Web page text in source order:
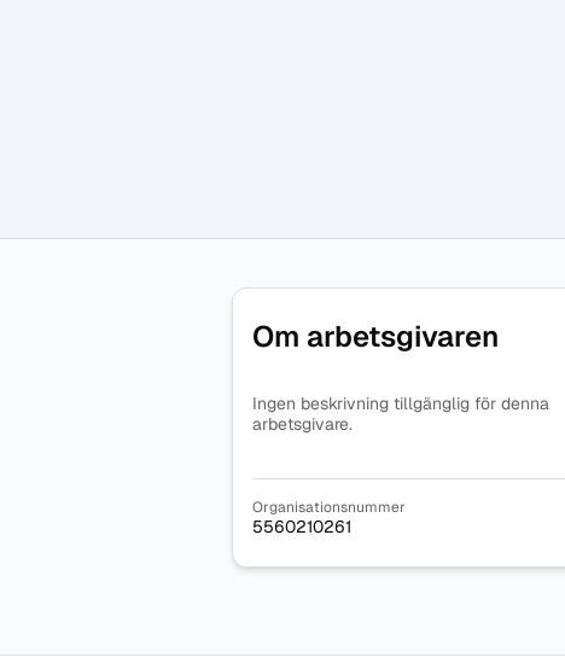
Om arbetsgivaren
Ingen beskrivning tillgänglig för denna
arbetsgivare.
Organisationsnummer
5560210261